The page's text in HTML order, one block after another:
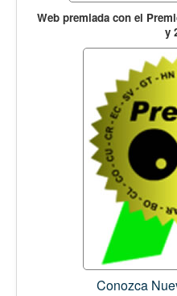
Web premiada con el
y
Conozca